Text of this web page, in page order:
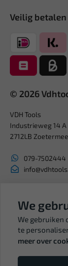
Veilig
© 2026
VDH Tools
Industrieweg 14 A
2712LB
079-7502444
BTW:
We
We gebruiken
te
meer over